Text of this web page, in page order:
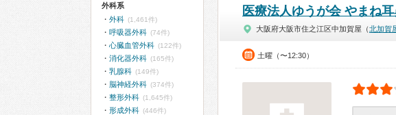
医療法人ゆうが会 やまね
大阪府大阪市住之江区中加賀屋（北加賀
土曜（〜12:30）
外科系
外科 (1,461件)
呼吸器外科 (74件)
心臓血管外科 (122件)
消化器外科 (165件)
乳腺科 (149件)
脳神経外科 (374件)
整形外科 (1,645件)
形成外科 (446件)